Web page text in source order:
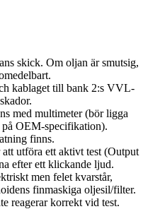
skick. Om oljan är smutsig,
kablaget till bank 2:s VVL-
med multimeter (bör ligga
OEM-specifikation).
finns.
utföra ett aktivt test (Output
efter ett klickande ljud.
men felet kvarstår,
finmaskiga oljesil/filter.
reagerar korrekt vid test.